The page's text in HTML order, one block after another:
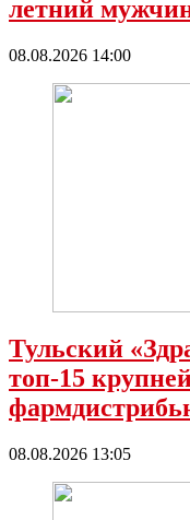
летний
08.08.2026 14:00
Тульский
топ-15
08.08.2026 13:05